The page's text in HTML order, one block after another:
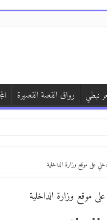
نبطي رواق القصة القصيرة
على موقع وزارة الداخلية
موقع وزارة الداخلية